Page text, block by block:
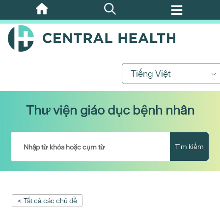
Bỏ
qua
nội
Tiếng Việt
Thư viện giáo dục bệnh nhân
Tìm kiếm
< Tất cả các chủ đề